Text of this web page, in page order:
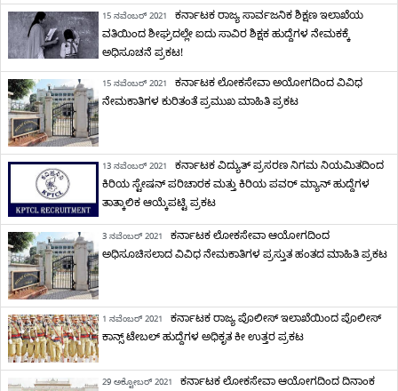
15 ನವೆಂಬರ್ 2021
ಕರ್ನಾಟಕ ರಾಜ್ಯ ಸಾರ್ವಜನಿಕ ಶಿಕ್ಷಣ ಇಲಾಖೆಯ
ವತಿಯಿಂದ ಶೀಘ್ರದಲ್ಲೇ ಐದು ಸಾವಿರ ಶಿಕ್ಷಕ ಹುದ್ದೆಗಳ ನೇಮಕಕ್ಕೆ
ಅಧಿಸೂಚನೆ ಪ್ರಕಟ!
15 ನವೆಂಬರ್ 2021
ಕರ್ನಾಟಕ ಲೋಕಸೇವಾ ಅಯೋಗದಿಂದ ವಿವಿಧ
ನೇಮಕಾತಿಗಳ ಕುರಿತಂತೆ ಪ್ರಮುಖ ಮಾಹಿತಿ ಪ್ರಕಟ
13 ನವೆಂಬರ್ 2021
ಕರ್ನಾಟಕ ವಿದ್ಯುತ್ ಪ್ರಸರಣ ನಿಗಮ ನಿಯಮಿತದಿಂದ
ಕಿರಿಯ ಸ್ಟೇಷನ್ ಪರಿಚಾರಕ ಮತ್ತು ಕಿರಿಯ ಪವರ್ ಮ್ಯಾನ್ ಹುದ್ದೆಗಳ
ತಾತ್ಕಾಲಿಕ ಆಯ್ಕೆಪಟ್ಟಿ ಪ್ರಕಟ
3 ನವೆಂಬರ್ 2021
ಕರ್ನಾಟಕ ಲೋಕಸೇವಾ ಆಯೋಗದಿಂದ
ಅಧಿಸೂಚಿಸಲಾದ ವಿವಿಧ ನೇಮಕಾತಿಗಳ ಪ್ರಸ್ತುತ ಹಂತದ ಮಾಹಿತಿ ಪ್ರಕಟ
1 ನವೆಂಬರ್ 2021
ಕರ್ನಾಟಕ ರಾಜ್ಯ ಪೊಲೀಸ್ ಇಲಾಖೆಯಿಂದ ಪೊಲೀಸ್
ಕಾನ್ಸ್ ಟೇಬಲ್ ಹುದ್ದೆಗಳ ಅಧಿಕೃತ ಕೀ ಉತ್ತರ ಪ್ರಕಟ
29 ಅಕ್ಟೋಬರ್ 2021
ಕರ್ನಾಟಕ ಲೋಕಸೇವಾ ಆಯೋಗದಿಂದ ದಿನಾಂಕ